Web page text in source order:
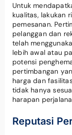
Untuk
kualitas, lakukan
pemesanan.
pelanggan dan
telah
lebih awal atau
potensi
pertimbangan
harga dan
tidak hanya
harapan
Reputasi